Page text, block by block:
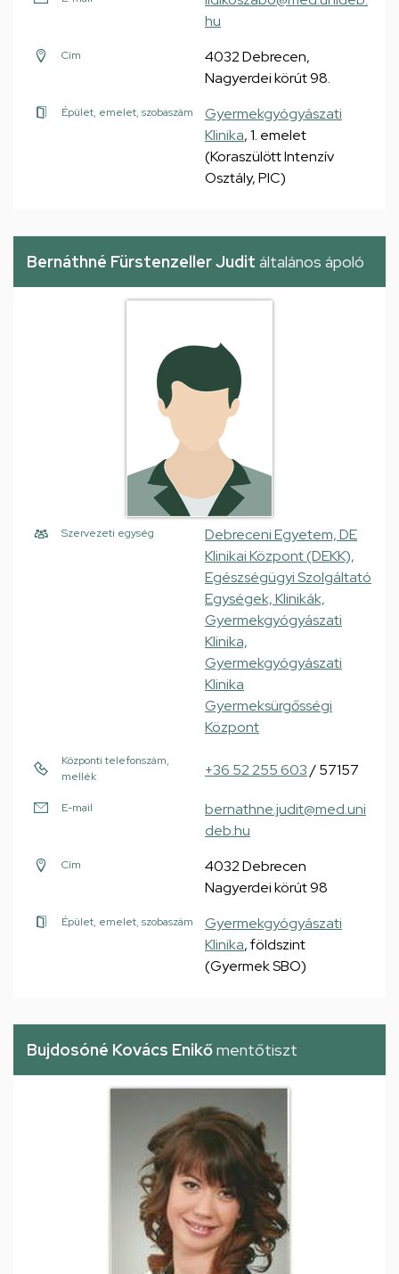
hu
Cím
4032 Debrecen,
Nagyerdei körút 98.
Épület, emelet, szobaszám
Gyermekgyógyászati
Klinika, 1. emelet
(Koraszülött Intenzív
Osztály, PIC)
Bernáthné Fürstenzeller Judit általános ápoló
Szervezeti egység
Debreceni Egyetem, DE
Klinikai Központ (DEKK),
Egészségügyi Szolgáltató
Egységek, Klinikák,
Gyermekgyógyászati
Klinika,
Gyermekgyógyászati
Klinika
Gyermeksürgősségi
Központ
Központi telefonszám,
mellék
+36 52 255 603/ 57157
E-mail
bernathne.judit@med.uni
deb.hu
Cím
4032 Debrecen
Nagyerdei körút 98
Épület, emelet, szobaszám
Gyermekgyógyászati
Klinika, földszint
(Gyermek SBO)
Bujdosóné Kovács Enikőmentőtiszt